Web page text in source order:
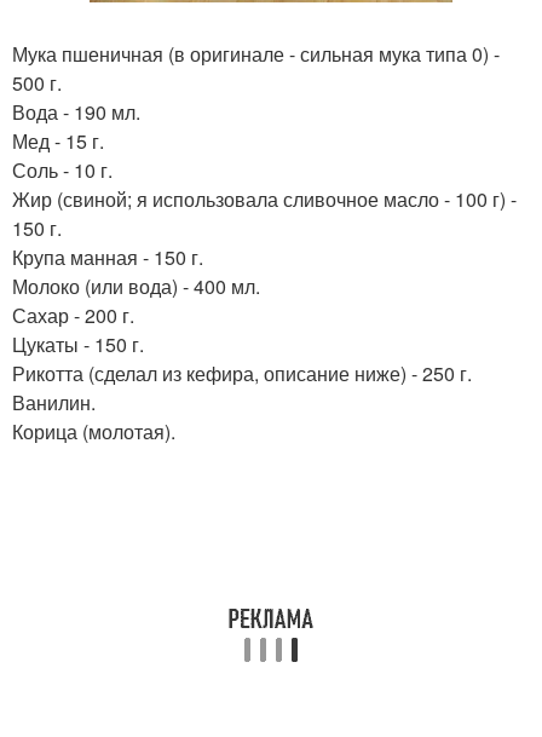
Мука пшеничная (в оригинале - сильная мука типа 0) -
500 г.
Вода - 190 мл.
Мед - 15 г.
Соль - 10 г.
Жир (свиной; я использовала сливочное масло - 100 г) -
150 г.
Крупа манная - 150 г.
Молоко (или вода) - 400 мл.
Сахар - 200 г.
Цукаты - 150 г.
Рикотта (сделал из кефира, описание ниже) - 250 г.
Ванилин.
Корица (молотая).